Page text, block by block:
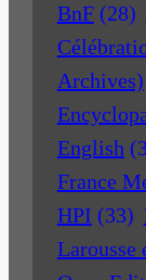
BnF (28)
Archives)
English
France
HPI (33)
Larousse